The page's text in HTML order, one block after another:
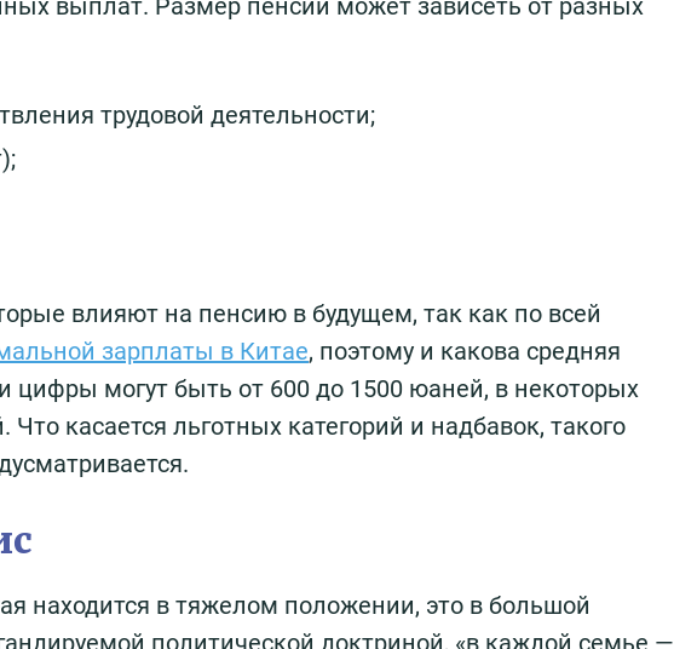
трудовой деятельности;
влияют на пенсию в будущем, так как по всей
зарплаты в Китае, поэтому и какова средняя
цифры могут быть от 600 до 1500 юаней, в некоторых
касается льготных категорий и надбавок, такого
находится в тяжелом положении, это в большой
политической доктриной, «в каждой семье —